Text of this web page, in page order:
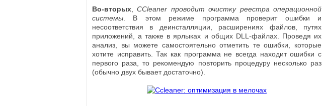
Во-вторых ,CCleaner проводит очистку реестра операционной
системы . В этом режиме программа проверит ошибки и
несоответствия в деинсталляции, расширениях файлов, путях
приложений, а также в ярлыках и общих DLL-файлах. Проведя их
анализ, вы можете самостоятельно отметить те ошибки, которые
хотите исправить. Так как программа не всегда находит ошибки с
первого раза, то рекомендую повторить процедуру несколько раз
(обычно двух бывает достаточно).